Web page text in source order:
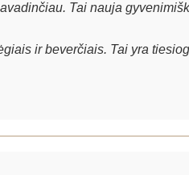
Tai nauja
ir beverčiais. Tai yra